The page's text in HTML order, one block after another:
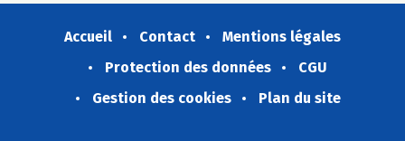
Accueil Contact
Mentions légales
Protection des données
CGU
Gestion des cookies
Plan du site